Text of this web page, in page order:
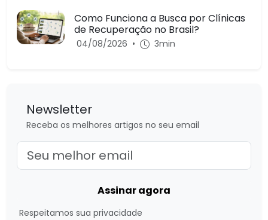
Como Funciona a Busca por Clínicas
de Recuperação no Brasil?
04/08/2026 • 3min
Newsletter
Receba os melhores artigos no seu email
Assinar agora
Respeitamos sua privacidade